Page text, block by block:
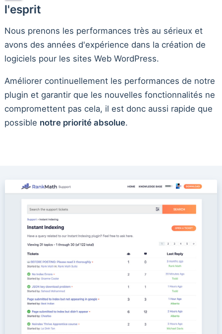
l'esprit
Nous prenons les performances très au sérieux et
avons des années d'expérience dans la création de
logiciels pour les sites Web WordPress.
Améliorer continuellement les performances de notre
plugin et garantir que les nouvelles fonctionnalités ne
compromettent pas cela, il est donc aussi rapide que
possible notre priorité absolue.